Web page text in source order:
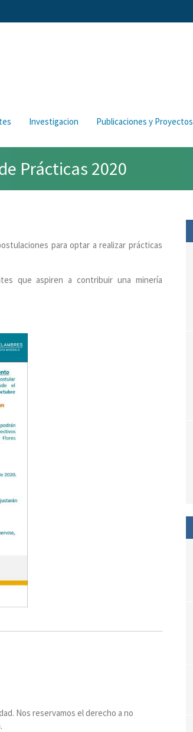
Investigacion Publicaciones y Proyectos
Prácticas 2020
para optar a realizar prácticas
que aspiren a contribuir una minería
Nos reservamos el derecho a no